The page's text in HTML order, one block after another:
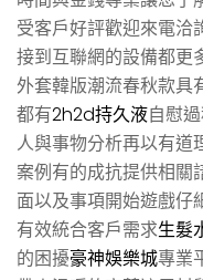
受客戶好評歡迎來電洽
接到互聯網的設備都更
外套韓版潮流春秋款具
都有2h2d持久液自慰
人與事物分析再以有道
案例有的成抗提供相關
面以及事項開始遊戲仔
有效統合客戶需求生髮
的困擾豪神娛樂城專業